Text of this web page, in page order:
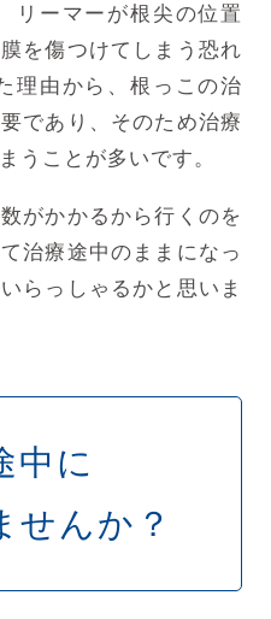
リーマーが根尖の位置
を傷つけてしまう恐れ
理由から、根っこの治
であり、そのため治療
うことが多いです。
がかかるから行くのを
治療途中のままになっ
らっしゃるかと思いま
中に
せんか？